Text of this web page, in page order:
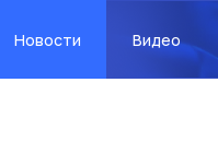
Новости Видео